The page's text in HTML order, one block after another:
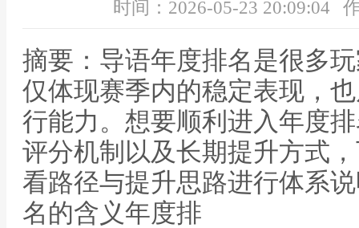
时间：2026-05-23 20:09:04
摘要：导语年度排名是很多
仅体现赛季内的稳定表现，
行能力。想要顺利进入年度
评分机制以及长期提升方式
看路径与提升思路进行体系
名的含义年度排